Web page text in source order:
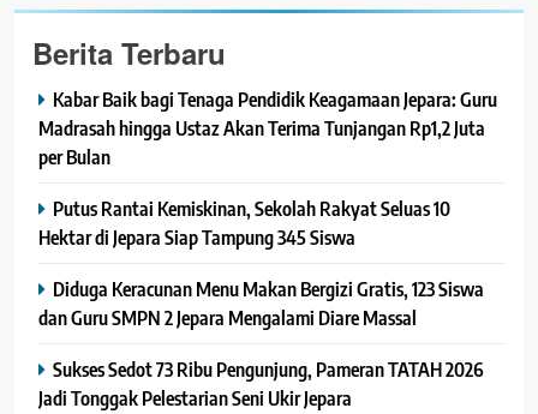
Berita Terbaru
Kabar Baik bagi Tenaga Pendidik Keagamaan Jepara: Guru
Madrasah hingga Ustaz Akan Terima Tunjangan Rp1,2 Juta
per Bulan
Putus Rantai Kemiskinan, Sekolah Rakyat Seluas 10
Hektar di Jepara Siap Tampung 345 Siswa
Diduga Keracunan Menu Makan Bergizi Gratis, 123 Siswa
dan Guru SMPN 2 Jepara Mengalami Diare Massal
Sukses Sedot 73 Ribu Pengunjung, Pameran TATAH 2026
Jadi Tonggak Pelestarian Seni Ukir Jepara